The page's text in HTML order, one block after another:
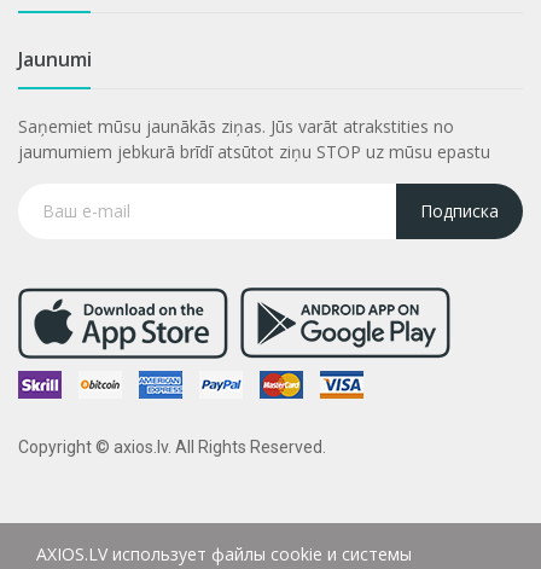
Jaunumi
Saņemiet mūsu jaunākās ziņas. Jūs varāt atrakstities no
jaumumiem jebkurā brīdī atsūtot ziņu STOP uz mūsu epastu
Подписка
Copyright © axios.lv. All Rights Reserved.
AXIOS.LV использует файлы cookie и системы